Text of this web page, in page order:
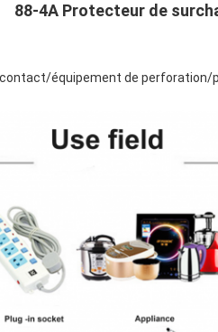
88-4A Protecteur de
contact/équipement de